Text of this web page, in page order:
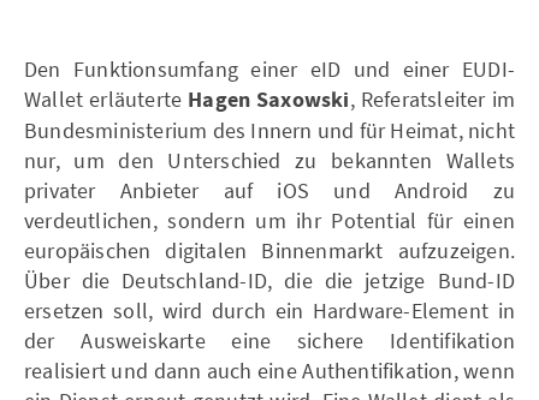
Den Funktionsumfang einer eID und einer EUDI-
Wallet erläuterte Hagen Saxowski, Referatsleiter im
Bundesministerium des Innern und für Heimat, nicht
nur, um den Unterschied zu bekannten Wallets
privater Anbieter auf iOS und Android zu
verdeutlichen, sondern um ihr Potential für einen
europäischen digitalen Binnenmarkt aufzuzeigen.
Über die Deutschland-ID, die die jetzige Bund-ID
ersetzen soll, wird durch ein Hardware-Element in
der Ausweiskarte eine sichere Identifikation
realisiert und dann auch eine Authentifikation, wenn